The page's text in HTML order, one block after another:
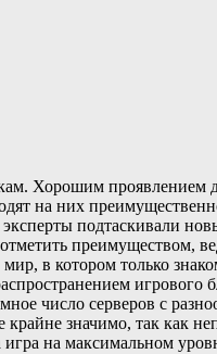
Хорошим
на них
подтаскивали
преимуществом,
в котором только
игрового
число серверов с
значимо, так как
игра на максимальном